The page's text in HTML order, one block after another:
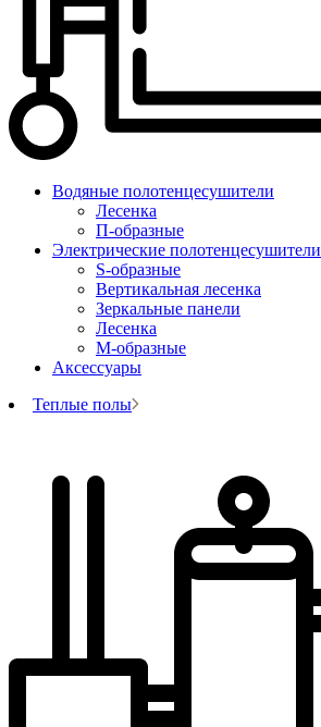
Водяные полотенцесушители
Лесенка
П-образные
Электрические полотенцесушители
S-образные
Вертикальная лесенка
Зеркальные панели
Лесенка
М-образные
Аксессуары
Теплые полы